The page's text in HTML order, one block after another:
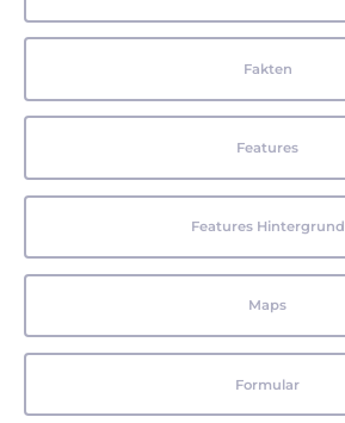
Fakten
Features
Features Hintergrund
Maps
Formular